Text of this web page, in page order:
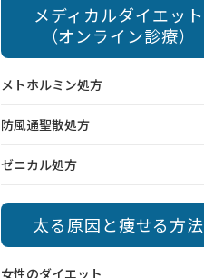
メディカルダイエット
（オンライン診療）
メトホルミン処方
防風通聖散処方
ゼニカル処方
太る原因と痩せる方法
女性のダイエット